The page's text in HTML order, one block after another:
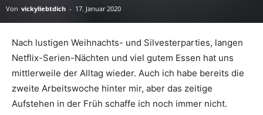
Von vickyliebtdich - 17. Januar 2020
Nach lustigen Weihnachts- und Silvesterparties, langen
Netflix-Serien-Nächten und viel gutem Essen hat uns
mittlerweile der Alltag wieder. Auch ich habe bereits die
zweite Arbeitswoche hinter mir, aber das zeitige
Aufstehen in der Früh schaffe ich noch immer nicht.